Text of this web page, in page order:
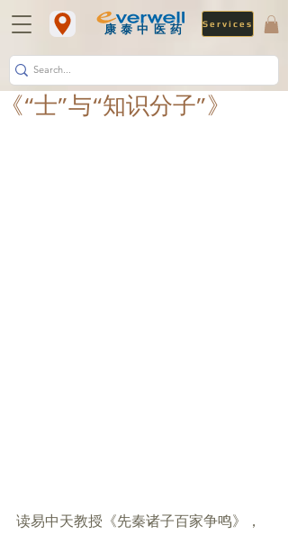
Services
​康泰中医药
《“士”与“知识分子”》
读易中天教授《先秦诸子百家争鸣》，